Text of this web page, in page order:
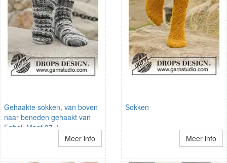
Gehaakte sokken, van boven
naar beneden gehaakt van
Fabel. Maat 37-4
Meer info
Sokken
Meer info